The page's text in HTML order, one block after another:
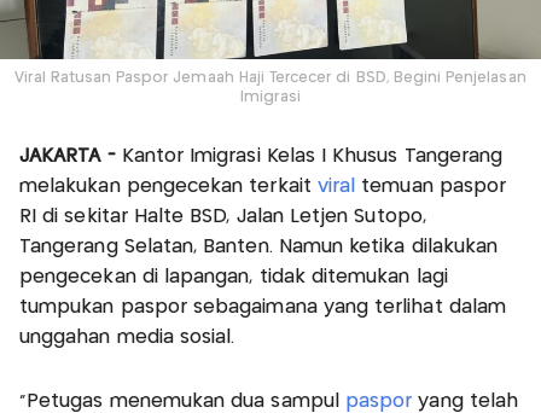
Viral Ratusan Paspor Jemaah Haji Tercecer di BSD, Begini Penjelasan
Imigrasi
JAKARTA -Kantor Imigrasi Kelas I Khusus Tangerang
melakukan pengecekan terkait viral temuan paspor
RI di sekitar Halte BSD, Jalan Letjen Sutopo,
Tangerang Selatan, Banten. Namun ketika dilakukan
pengecekan di lapangan, tidak ditemukan lagi
tumpukan paspor sebagaimana yang terlihat dalam
unggahan media sosial.
"Petugas menemukan dua sampul pasporyang telah